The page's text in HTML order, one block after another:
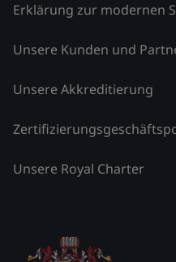
Erklärung zur modernen
Unsere Kunden und
Unsere Akkreditierung
Unsere Royal Charter